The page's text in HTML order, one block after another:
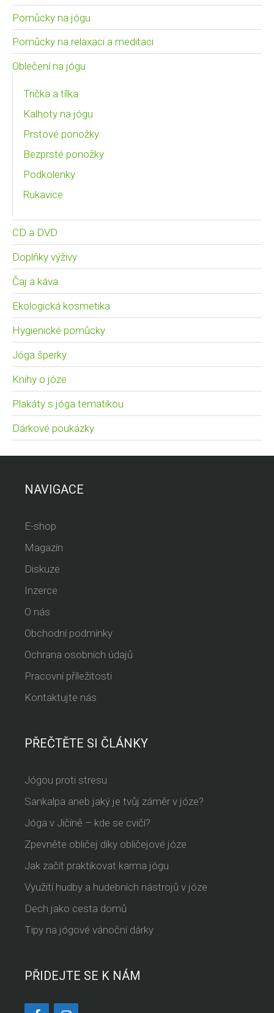
Pomůcky na jógu
Pomůcky na relaxaci a meditaci
Oblečení na jógu
Trička a tílka
Kalhoty na jógu
Prstové ponožky
Bezprsté ponožky
Podkolenky
Rukavice
CD a DVD
Doplňky výživy
Čaj a káva
Ekologická kosmetika
Hygienické pomůcky
Jóga šperky
Knihy o józe
Plakáty s jóga tematikou
Dárkové poukázky
NAVIGACE
E-shop
Magazín
Diskuze
Inzerce
O nás
Obchodní podmínky
Ochrana osobních údajů
Pracovní příležitosti
Kontaktujte nás
PŘEČTĚTE SI ČLÁNKY
Jógou proti stresu
Sankalpa aneb jaký je tvůj záměr v józe?
Jóga v Jičíně – kde se cvičí?
Zpevněte obličej díky obličejové józe
Jak začít praktikovat karma jógu
Využití hudby a hudebních nástrojů v józe
Dech jako cesta domů
Tipy na jógové vánoční dárky
PŘIDEJTE SE K NÁM